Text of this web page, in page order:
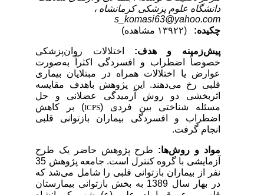
دانشگاه علوم پزشکی کرمانشاه ،
s_komasi63@yahoo.com
چکیده:
پیش‌زمینه و هدف:اختلالات روان‌پزشکی
خصوصاً اضطراب و افسردگی اکثراً به‌صورت
عوارض یا اختلالات همراه در مبتلایان بیماری
قلبی رخ می‌دهند. این پژوهش باهدف مقایسه
اثربخشی دو روش آرمیدگی عضلانی و حل
مسئله شناختی بین فردی (
ICPS) بر کاهش
اضطراب و افسردگی بیماران بازتوانی قلبی
انجام گرفت.
مواد و روش‌ها:طرح پژوهش حاضر یک طرح
آزمایشی با گروه کنترل است. جامعه پژوهش 35
نفر از بیماران بازتوانی قلبی را شامل می‌شد که
در بهار سال 1389 به بخش بازتوانی بیمارستان